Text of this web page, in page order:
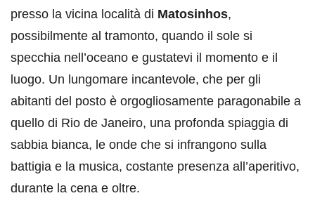
presso la vicina località di Matosinhos,
possibilmente al tramonto, quando il sole si
specchia nell’oceano e gustatevi il momento e il
luogo. Un lungomare incantevole, che per gli
abitanti del posto è orgogliosamente paragonabile a
quello di Rio de Janeiro, una profonda spiaggia di
sabbia bianca, le onde che si infrangono sulla
battigia e la musica, costante presenza all’aperitivo,
durante la cena e oltre.